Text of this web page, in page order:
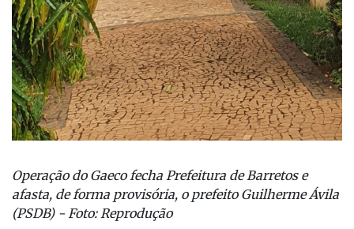
Operação do Gaeco fecha Prefeitura de Barretos e
afasta, de forma provisória, o prefeito Guilherme Ávila
(PSDB) - Foto: Reprodução